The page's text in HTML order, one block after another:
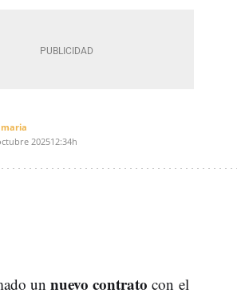
202512:34h
un nuevo contrato con el